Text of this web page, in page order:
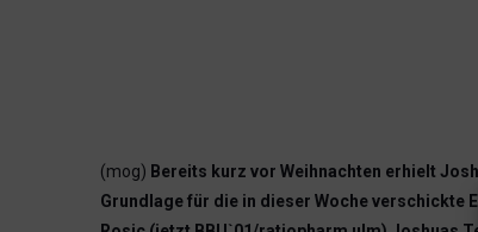
(mog) Bereits kurz vor Weihnachten erhielt
Grundlage für die in dieser Woche verschickte